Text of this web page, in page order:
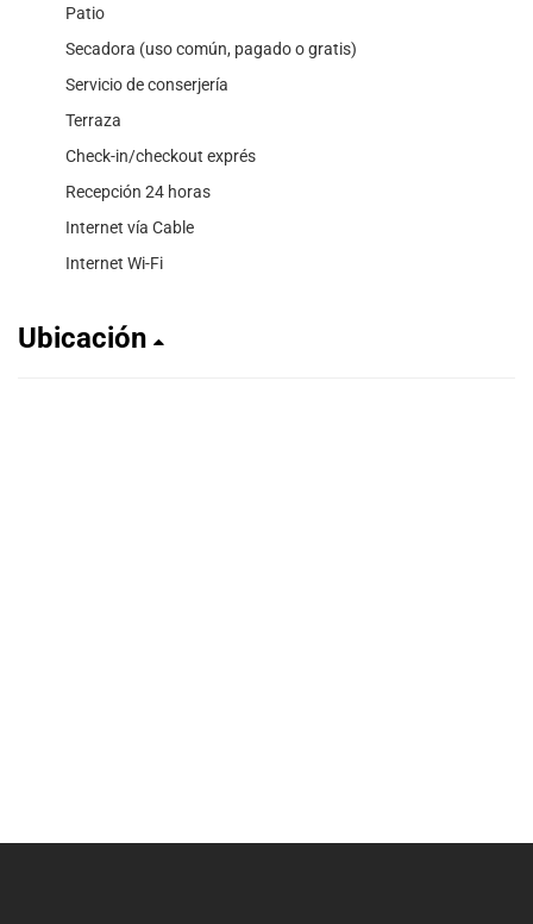
Patio
Secadora (uso común, pagado o gratis)
Servicio de conserjería
Terraza
Check-in/checkout exprés
Recepción 24 horas
Internet vía Cable
Internet Wi-Fi
Ubicación